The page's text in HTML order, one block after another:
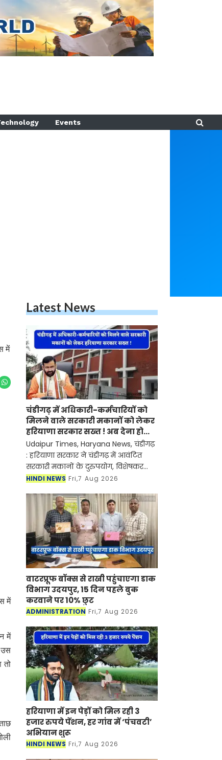
Events
में
में
में
उस
तो
Latest News
चंडीगढ़ में अधिकारी-कर्मचारियों को
मिलने वाले सरकारी मकानों को लेकर
हरियाणा सरकार सख्त ! अब देना होगा
ये प्रमाण-पत्र
Udaipur Times, Haryana News, चंडीगढ़
: हरियाणा सरकार ने चंडीगढ़ में आवंटित
सरकारी मकानों के दुरुपयोग, विशेषकर
सबलेटिंग (किराये पर देने) पर रोक लगाने
ऐसे सभी अधि
HINDI NEWS Fri,7 Aug 2026
वाटरप्रूफ बॉक्स से राखी पहुंचाएगा डाक
विभाग उदयपुर, 15 दिन पहले बुक
करवाने पर 10% छुट
ADMINISTRATION Fri,7 Aug 2026
हरियाणा में इन पेड़ों को मिल रही 3
हजार रुपये पेंशन, हर गांव में ‘पंचवटी’
अभियान शुरू
HINDI NEWS Fri,7 Aug 2026